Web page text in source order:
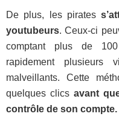
De plus, les pirates
youtubeurs. Ceux-ci
comptant plus de
rapidement plusieurs
malveillants. Cette
quelques clics avant
contrôle de son compte.